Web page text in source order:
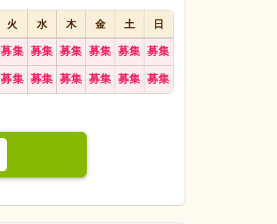
火 水 木 金 土 日
募集 募集 募集 募集 募集 募集
募集 募集 募集 募集 募集 募集